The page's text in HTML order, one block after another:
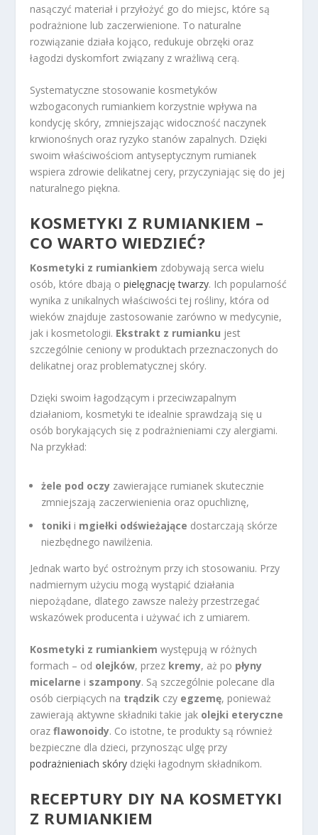
nasączyć materiał i przyłożyć go do miejsc, które są
podrażnione lub zaczerwienione. To naturalne
rozwiązanie działa kojąco, redukuje obrzęki oraz
łagodzi dyskomfort związany z wrażliwą cerą.
Systematyczne stosowanie kosmetyków
wzbogaconych rumiankiem korzystnie wpływa na
kondycję skóry, zmniejszając widoczność naczynek
krwionośnych oraz ryzyko stanów zapalnych. Dzięki
swoim właściwościom antyseptycznym rumianek
wspiera zdrowie delikatnej cery, przyczyniając się do jej
naturalnego piękna.
KOSMETYKI Z RUMIANKIEM –
CO WARTO WIEDZIEĆ?
Kosmetyki z rumiankiem zdobywają serca wielu
osób, które dbają opielęgnację twarzy. Ich popularność
wynika z unikalnych właściwości tej rośliny, która od
wieków znajduje zastosowanie zarówno w medycynie,
jak i kosmetologii. Ekstrakt z rumianku jest
szczególnie ceniony w produktach przeznaczonych do
delikatnej oraz problematycznej skóry.
Dzięki swoim łagodzącym i przeciwzapalnym
działaniom, kosmetyki te idealnie sprawdzają się u
osób borykających się z podrażnieniami czy alergiami.
Na przykład:
żele pod oczy zawierające rumianek skutecznie
zmniejszają zaczerwienienia oraz opuchliznę,
toniki i mgiełki odświeżające dostarczają skórze
niezbędnego nawilżenia.
Jednak warto być ostrożnym przy ich stosowaniu. Przy
nadmiernym użyciu mogą wystąpić działania
niepożądane, dlatego zawsze należy przestrzegać
wskazówek producenta i używać ich z umiarem.
Kosmetyki z rumiankiem występują w różnych
formach – od olejków, przez kremy, aż po płyny
micelarne i szampony. Są szczególnie polecane dla
osób cierpiących na trądzik czy egzemę, ponieważ
zawierają aktywne składniki takie jak olejki eteryczne
orazflawonoidy. Co istotne, te produkty są również
bezpieczne dla dzieci, przynosząc ulgę przy
podrażnieniach skóry dzięki łagodnym składnikom.
RECEPTURY DIY NA KOSMETYKI
Z RUMIANKIEM